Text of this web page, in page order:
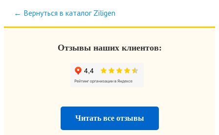
← Вернуться в каталог Ziligen
Отзывы наших клиентов:
Читать все отзывы